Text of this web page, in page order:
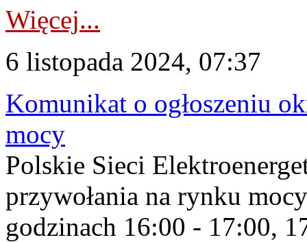
Więcej...
6 listopada 2024, 07:37
Komunikat o ogłoszeniu
mocy
Polskie Sieci
przywołania na rynku
godzinach 16:00 - 17:00,